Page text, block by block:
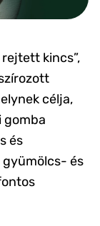
rejtett kincs”,
célja,
gomba
és
gyümölcs- és